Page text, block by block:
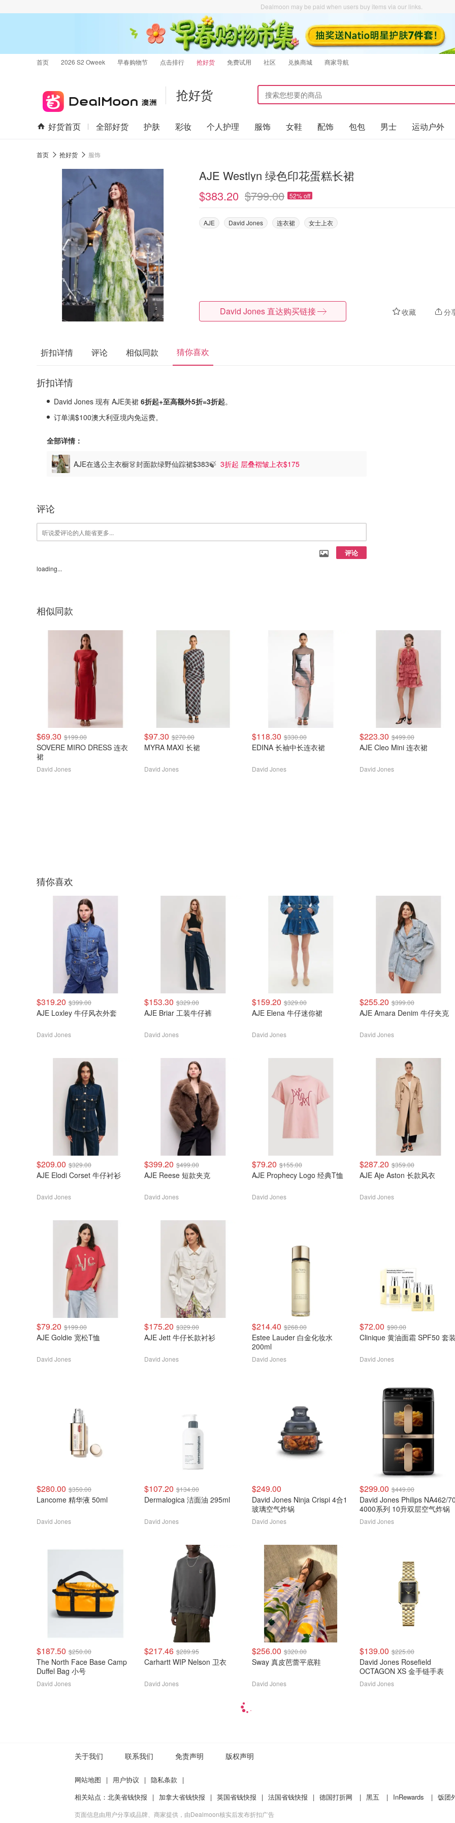
Dealmoon may be paid when users buy items via our links.
首页 2026 S2 Oweek 早春购物节 点击排行 抢好货 免费试用 社区 兑换商城 商家导航
抢好货
好货首页 全部好货 护肤 彩妆 个人护理 服饰 女鞋 配饰 包包 男士 运动户外
首页 抢好货 服饰
AJE Westlyn 绿色印花蛋糕长裙
$383.20 $799.00 52% off
AJE David Jones 连衣裙 女士上衣
收藏 分
David Jones 直达购买链接
折扣详情 评论 相似同款 猜你喜欢
折扣详情
David Jones 现有 AJE美裙 6折起+至高额外5折=3折起。
订单满$100澳大利亚境内免运费。
全部详情：
AJE在逃公主衣橱👗封面款绿野仙踪裙$383🍃 3折起 层叠褶皱上衣$175
评论
评论
loading...
相似同款
$69.30 $199.00
SOVERE MIRO DRESS 连衣
裙
David Jones
$97.30 $270.00
MYRA MAXI 长裙
David Jones
$118.30 $330.00
EDINA 长袖中长连衣裙
David Jones
$223.30 $499.00
AJE Cleo Mini 连衣裙
David Jones
猜你喜欢
$319.20 $399.00
AJE Loxley 牛仔风衣外套
David Jones
$153.30 $329.00
AJE Briar 工装牛仔裤
David Jones
$159.20 $329.00
AJE Elena 牛仔迷你裙
David Jones
$255.20 $399.00
AJE Amara Denim 牛仔夹克
David Jones
$209.00 $329.00
AJE Elodi Corset 牛仔衬衫
David Jones
$399.20 $499.00
AJE Reese 短款夹克
David Jones
$79.20 $155.00
AJE Prophecy Logo 经典T恤
David Jones
$287.20 $359.00
AJE Aje Aston 长款风衣
David Jones
$79.20 $199.00
AJE Goldie 宽松T恤
David Jones
$175.20 $329.00
AJE Jett 牛仔长款衬衫
David Jones
$214.40 $268.00
Estee Lauder 白金化妆水
200ml
David Jones
$72.00 $90.00
Clinique 黄油面霜 SPF50 套
David Jones
$280.00 $350.00
Lancome 精华液 50ml
David Jones
$107.20 $134.00
Dermalogica 洁面油 295ml
David Jones
$249.00
David Jones Ninja Crispi 4合1
玻璃空气炸锅
David Jones
$299.00 $449.00
David Jones Philips NA462/
4000系列 10升双层空气炸锅
David Jones
$187.50 $250.00
The North Face Base Camp
Duffel Bag 小号
David Jones
$217.46 $289.95
Carhartt WIP Nelson 卫衣
David Jones
$256.00 $320.00
Sway 真皮芭蕾平底鞋
David Jones
$139.00 $225.00
David Jones Rosefield
OCTAGON XS 金手链手表
David Jones
关于我们 联系我们 免责声明 版权声明
网站地图 | 用户协议 | 隐私条款
|
相关站点： 北美省钱快报 | 加拿大省钱快报 | 英国省钱快报 | 法国省钱快报 | 德国打折网 | 黑五 | InRewards | 饭团
页面信息由用户分享或品牌、商家提供，由Dealmoon核实后发布折扣广告